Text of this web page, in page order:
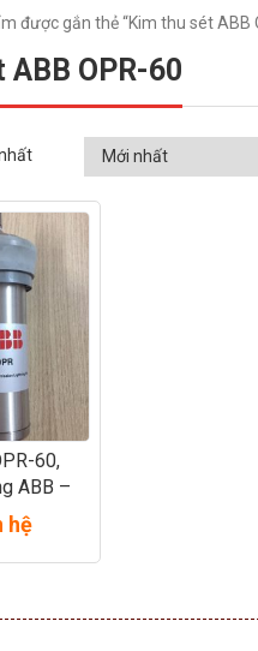
được gắn thẻ “Kim thu sét ABB
OPR-60
60,
ABB –
hệ